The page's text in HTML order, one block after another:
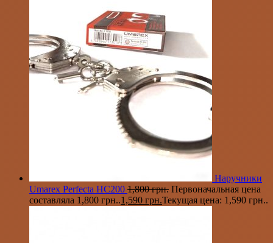
Наручники
Umarex Perfecta HC200 1,800грн. Первоначальная цена
составляла 1,800 грн..1,590 грн.Текущая цена: 1,590 грн..